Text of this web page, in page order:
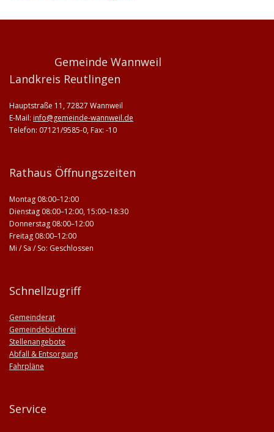
Gemeinde Wannweil
Landkreis Reutlingen
Hauptstraße 11, 72827 Wannweil
E-Mail: info@gemeinde-wannweil.de
Telefon: 07121/9585-0, Fax: -10
Rathaus Öffnungszeiten
Montag 08:00–12:00
Dienstag 08:00–12:00, 15:00–18:30
Donnerstag 08:00–12:00
Freitag 08:00–12:00
Mi / Sa / So: Geschlossen
Schnellzugriff
Gemeinderat
Gemeindebücherei
Stellenangebote
Abfall & Entsorgung
Fahrpläne
Service